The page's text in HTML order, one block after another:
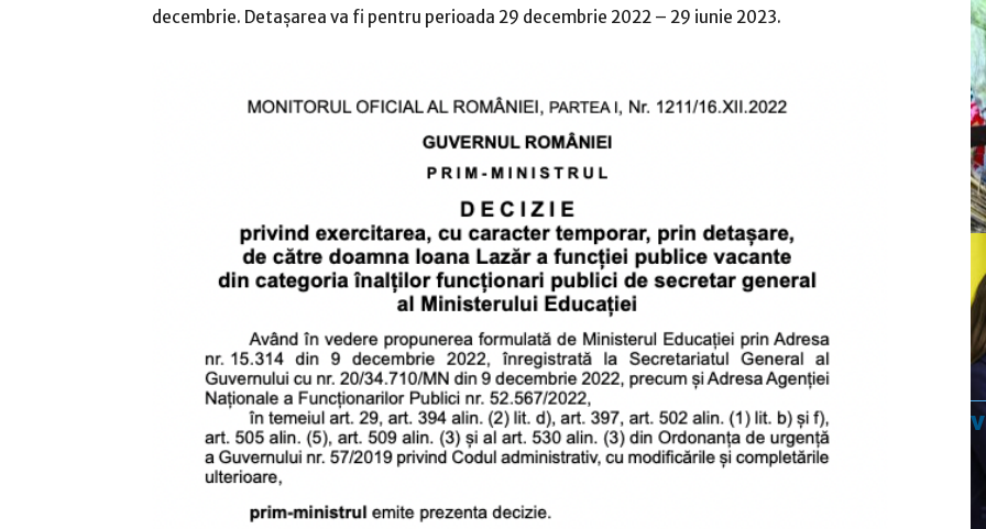
decembrie. Detașarea va fi pentru perioada 29 decembrie 2022 – 29 iunie 2023.